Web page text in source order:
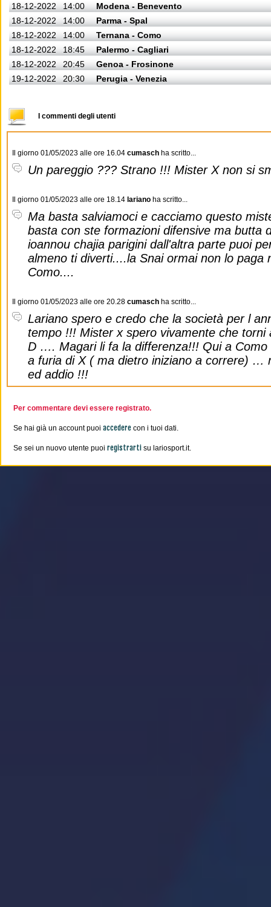
18-12-2022 14:00
Modena - Benevento
18-12-2022
14:00
Parma - Spal
18-12-2022
14:00
Ternana - Como
18-12-2022
18:45
Palermo - Cagliari
18-12-2022
20:45
Genoa - Frosinone
19-12-2022
20:30 Perugia - Venezia
I commenti degli utenti
Il giorno 01/05/2023 alle ore 16.04 cumasch ha scritto...
Un pareggio ??? Strano !!! Mister X non si
Il giorno 01/05/2023 alle ore 18.14 lariano ha scritto...
Ma basta salviamoci e cacciamo questo
basta con ste formazioni difensive ma butta
ioannou chajia parigini dall'altra parte puoi
almeno ti diverti....la Snai ormai non lo paga
Como....
Il giorno 01/05/2023 alle ore 20.28 cumasch ha scritto...
Lariano spero e credo che la società per l
tempo !!! Mister x spero vivamente che torni
D …. Magari li fa la differenza!!! Qui a Como
a furia di X ( ma dietro iniziano a correre) …
ed addio !!!
Per commentare devi essere registrato.
Se hai già un account puoi accedere con i tuoi dati.
Se sei un nuovo utente puoi registrarti su lariosport.it.